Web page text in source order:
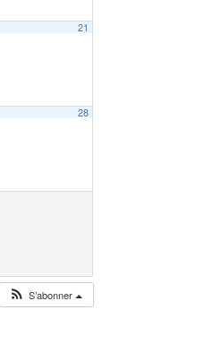
21
28
S’abonner